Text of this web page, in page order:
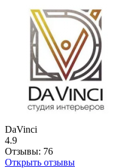
DaVinci
4.9
Отзывы: 76
Открыть отзывы